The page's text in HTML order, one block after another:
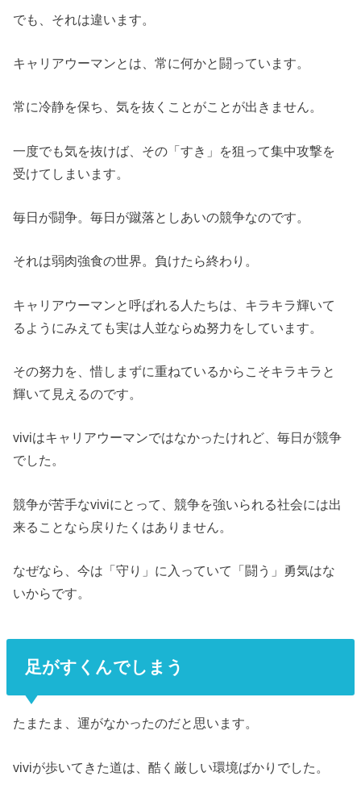
でも、それは違います。
キャリアウーマンとは、常に何かと闘っています。
常に冷静を保ち、気を抜くことがことが出きません。
一度でも気を抜けば、その「すき」を狙って集中攻撃を
受けてしまいます。
毎日が闘争。毎日が蹴落としあいの競争なのです。
それは弱肉強食の世界。負けたら終わり。
キャリアウーマンと呼ばれる人たちは、キラキラ輝いて
るようにみえても実は人並ならぬ努力をしています。
その努力を、惜しまずに重ねているからこそキラキラと
輝いて見えるのです。
viviはキャリアウーマンではなかったけれど、毎日が競争
でした。
競争が苦手なviviにとって、競争を強いられる社会には出
来ることなら戻りたくはありません。
なぜなら、今は「守り」に入っていて「闘う」勇気はな
いからです。
足がすくんでしまう
たまたま、運がなかったのだと思います。
viviが歩いてきた道は、酷く厳しい環境ばかりでした。